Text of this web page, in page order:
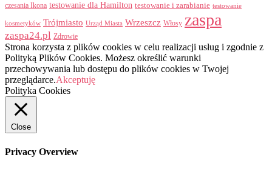
czesania Ikona testowanie dla Hamilton testowanie i zarabianie testowanie
kosmetyków Trójmiasto Urząd Miasta Wrzeszcz Włosy zaspa
zaspa24.pl Zdrowie
Strona korzysta z plików cookies w celu realizacji usług i zgodnie z
Polityką Plików Cookies. Możesz określić warunki
przechowywania lub dostępu do plików cookies w Twojej
przeglądarce.Akceptuję
Polityka Cookies
Close
Privacy Overview